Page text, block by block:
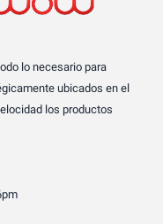
lo necesario para
ubicados en el
los productos